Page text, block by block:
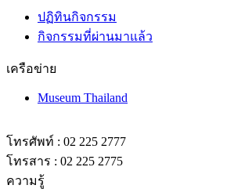
ปฏิทินกิจกรรม
กิจกรรมที่ผ่านมาแล้ว
เครือข่าย
Museum Thailand
โทรศัพท์ : 02 225 2777
โทรสาร : 02 225 2775
ความรู้